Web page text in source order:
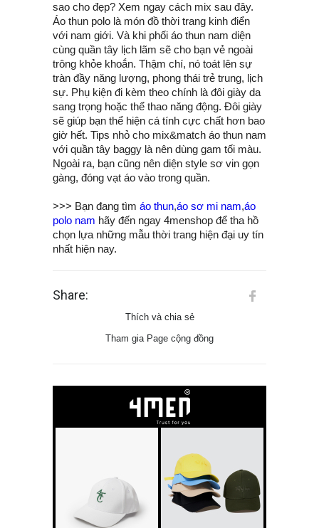
sao cho đẹp? Xem ngay cách mix sau đây.
Áo thun polo là món đồ thời trang kinh điển
với nam giới. Và khi phối áo thun nam diện
cùng quần tây lịch lãm sẽ cho bạn vẻ ngoài
trông khỏe khoắn. Thậm chí, nó toát lên sự
tràn đầy năng lượng, phong thái trẻ trung, lịch
sự. Phụ kiện đi kèm theo chính là đôi giày da
sang trọng hoặc thể thao năng động. Đôi giày
sẽ giúp bạn thể hiện cá tính cực chất hơn bao
giờ hết. Tips nhỏ cho mix&match áo thun nam
với quần tây baggy là nên dùng gam tối màu.
Ngoài ra, bạn cũng nên diện style sơ vin gọn
gàng, đóng vạt áo vào trong quần.
>>> Bạn đang tìm áo thun,áo sơ mi nam,áo
polo nam hãy đến ngay 4menshop để tha hồ
chọn lựa những mẫu thời trang hiện đại uy tín
nhất hiện nay.
Share:
Thích và chia sẻ
Tham gia Page cộng đồng